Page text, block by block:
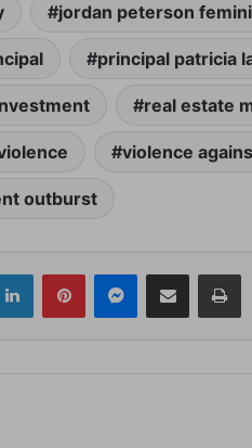
jordan peterson
principal patricia
real estate
violence
outburst
LinkedInPinterestMessenger
Share via Email